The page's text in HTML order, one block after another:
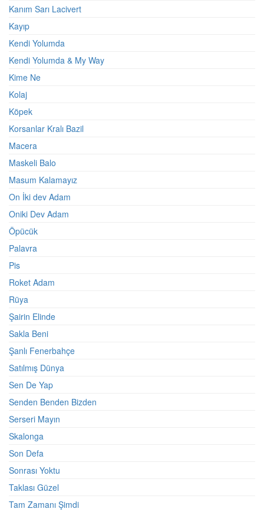
Kanım Sarı Lacivert
Kayıp
Kendi Yolumda
Kendi Yolumda & My Way
Kime Ne
Kolaj
Köpek
Korsanlar Kralı Bazil
Macera
Maskeli Balo
Masum Kalamayız
On İki dev Adam
Oniki Dev Adam
Öpücük
Palavra
Pis
Roket Adam
Rüya
Şairin Elinde
Sakla Beni
Şanlı Fenerbahçe
Satılmış Dünya
Sen De Yap
Senden Benden Bizden
Serseri Mayın
Skalonga
Son Defa
Sonrası Yoktu
Taklası Güzel
Tam Zamanı Şimdi